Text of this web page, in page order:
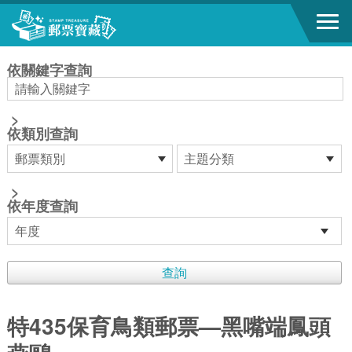
跳到主要內容區塊
依關鍵字查詢
>
依類別查詢
>
依年度查詢
特435保育鳥類郵票—黑嘴端鳳頭